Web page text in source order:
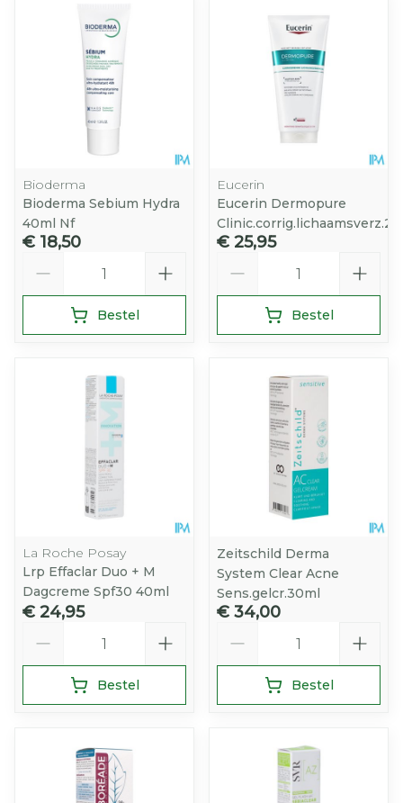
Bioderma
Bioderma Sebium Hydra
40ml Nf
€ 18,50
Bestel
Eucerin
Eucerin Dermopure
€ 25,95
Bestel
La Roche Posay
Lrp Effaclar Duo + M
Dagcreme Spf30 40ml
€ 24,95
Bestel
Zeitschild Derma
System Clear Acne
Sens.gelcr.30ml
€ 34,00
Bestel